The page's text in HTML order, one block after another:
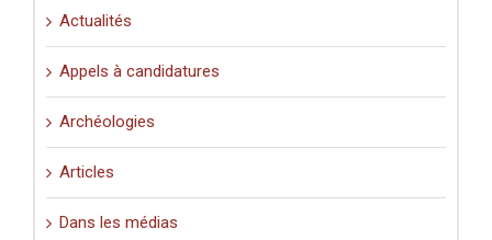
Actualités
Appels à candidatures
Archéologies
Articles
Dans les médias